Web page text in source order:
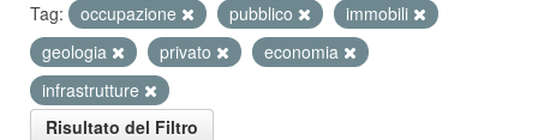
Tag:
occupazione pubblico
immobili
geologia
privato
economia
infrastrutture
Risultato del Filtro